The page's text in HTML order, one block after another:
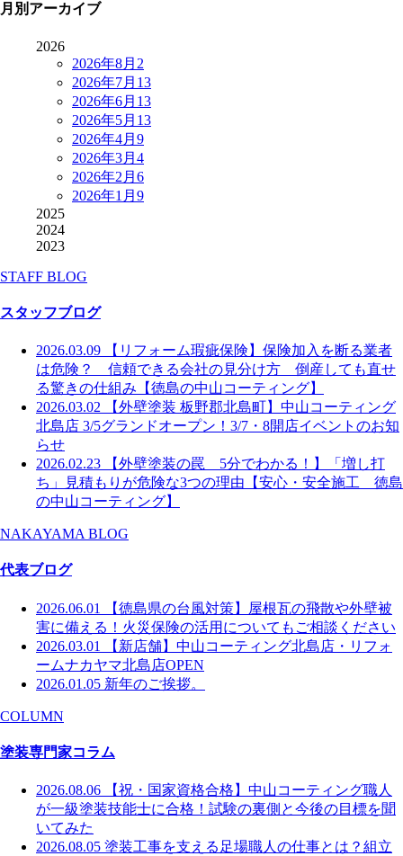
月別アーカイブ
2026
2026年8月 2
2026年7月 13
2026年6月 13
2026年5月 13
2026年4月 9
2026年3月 4
2026年2月 6
2026年1月 9
2025
2024
2023
STAFF BLOG
スタッフブログ
2026.03.09
【リフォーム瑕疵保険】保険加入を断る業者
は危険？ 信頼できる会社の見分け方 倒産しても直せ
る驚きの仕組み【徳島の中山コーティング】
2026.03.02
【外壁塗装 板野郡北島町】中山コーティング
北島店 3/5グランドオープン！3/7・8開店イベントのお知
らせ
2026.02.23
【外壁塗装の罠 5分でわかる！】「増し打
ち」見積もりが危険な3つの理由【安心・安全施工 徳島
の中山コーティング】
NAKAYAMA BLOG
代表ブログ
2026.06.01
【徳島県の台風対策】屋根瓦の飛散や外壁被
害に備える！火災保険の活用についてもご相談ください
2026.03.01
【新店舗】中山コーティング北島店・リフォ
ームナカヤマ北島店OPEN
2026.01.05 新年のご挨拶。
COLUMN
塗装専門家コラム
2026.08.06
【祝・国家資格合格】中山コーティング職人
が一級塗装技能士に合格！試験の裏側と今後の目標を聞
いてみた
2026.08.05 塗装工事を支える足場職人の仕事とは？組立